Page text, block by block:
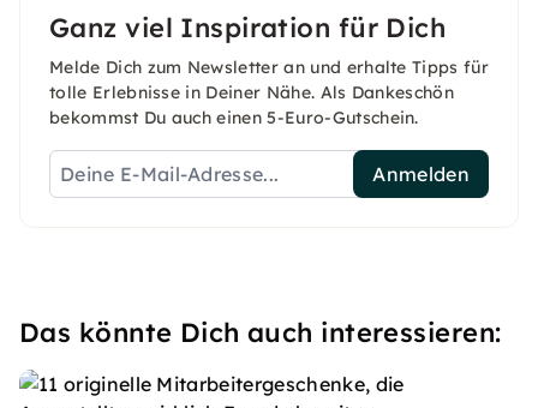
Ganz viel Inspiration für Dich
Melde Dich zum Newsletter an und erhalte Tipps für
tolle Erlebnisse in Deiner Nähe. Als Dankeschön
bekommst Du auch einen 5-Euro-Gutschein.
Anmelden
Das könnte Dich auch interessieren: